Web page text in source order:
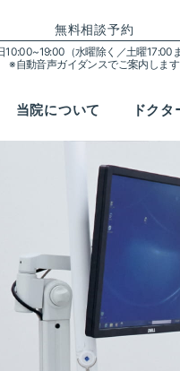
無料相談予約
10:00~19:00（水曜除く／土曜17:00
※自動音声ガイダンスでご案内します
当院について ドクタ